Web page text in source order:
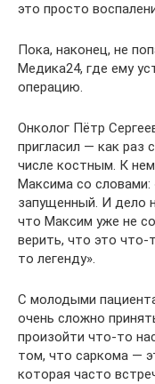
это просто
Пока, наконец, не
Медика24, где ему
операцию.
Онколог Пётр
пригласил — как раз
числе костным. К
Максима со словами:
запущенный. И дело
что Максим уже не
верить, что это
то легенду».
С молодыми
очень сложно
произойти что-то
том, что саркома —
которая часто